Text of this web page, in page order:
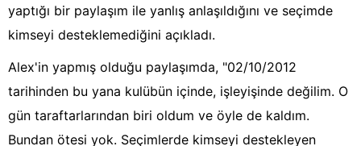
yaptığı bir paylaşım ile yanlış anlaşıldığını ve seçimde
kimseyi desteklemediğini açıkladı.
Alex'in yapmış olduğu paylaşımda, "02/10/2012
tarihinden bu yana kulübün içinde, işleyişinde değilim. O
gün taraftarlarından biri oldum ve öyle de kaldım.
Bundan ötesi yok. Seçimlerde kimseyi destekleyen